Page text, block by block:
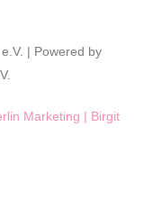
| Powered by
Marketing | Birgit